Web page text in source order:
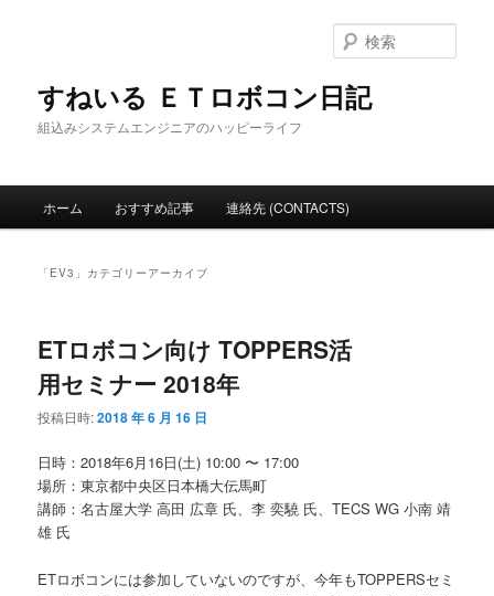
すねいる ＥＴロボコン日記
組込みシステムエンジニアのハッピーライフ
索
ホーム おすすめ記事 連絡先 (CONTACTS)
「 EV3 」カテゴリーアーカイブ
ETロボコン向け TOPPERS活
用セミナー 2018年
投稿日時:2018 年 6 月 16 日
日時：2018年6月16日(土) 10:00 〜 17:00
場所：東京都中央区日本橋大伝馬町
講師：名古屋大学 高田 広章 氏、李 奕驍 氏、TECS WG 小南 靖
雄 氏
ETロボコンには参加していないのですが、今年もTOPPERSセミ